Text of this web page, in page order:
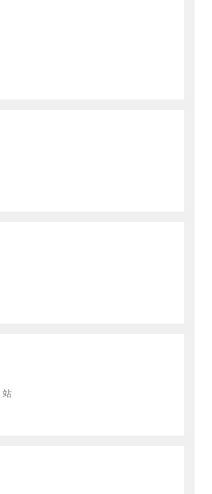
站